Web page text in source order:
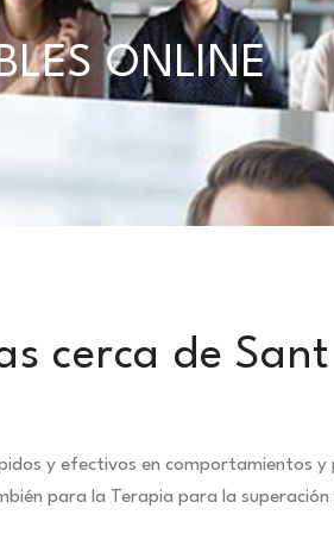
ONLINE
cerca de Sant
y efectivos en comportamientos y
para la Terapia para la superación